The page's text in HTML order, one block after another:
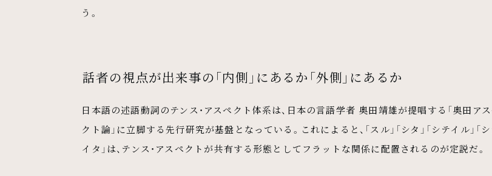
う。
話者の視点が出来事の「内側」にあるか「外側」にあるか
日本語の述語動詞のテンス・アスペクト体系は、日本の言語学者 奥田靖雄が提唱する「奥田ア
クト論」に立脚する先行研究が基盤となっている。これによると、「スル」「シタ」「シテイル」「
イタ」は、テンス・アスペクトが共有する形態としてフラットな関係に配置されるのが定説だ。